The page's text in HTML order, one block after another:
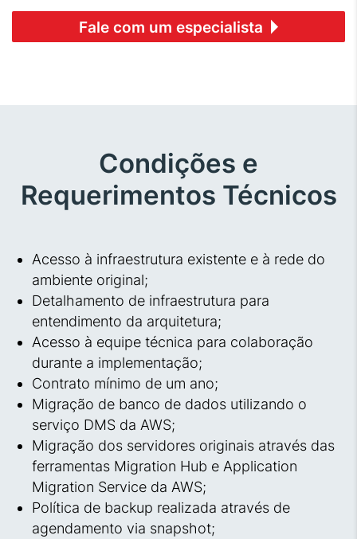
Fale com um especialista
Condições e
Requerimentos Técnicos
Acesso à infraestrutura existente e à rede do
ambiente original;
Detalhamento de infraestrutura para
entendimento da arquitetura;
Acesso à equipe técnica para colaboração
durante a implementação;
Contrato mínimo de um ano;
Migração de banco de dados utilizando o
serviço DMS da AWS;
Migração dos servidores originais através das
ferramentas Migration Hub e Application
Migration Service da AWS;
Política de backup realizada através de
agendamento via snapshot;